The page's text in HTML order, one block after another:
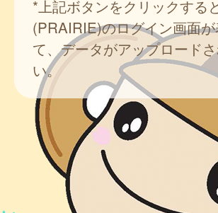
*上記ボタンをクリックする
(PRAIRIE)のログイン画面
て、データがアップロード
い。